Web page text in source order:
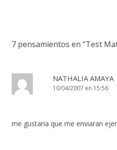
7 pensamientos en “Test
NATHALIA AMAYA
10/04/2007 en 15:56
me gustaria que me enviaran